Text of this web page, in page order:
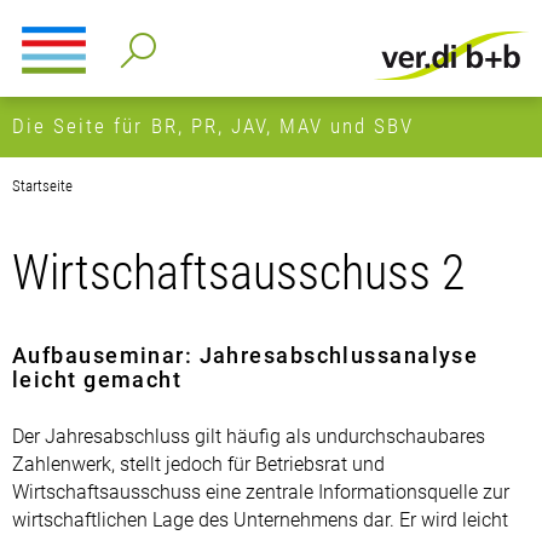
Die Seite für BR, PR, JAV, MAV und SBV
Startseite
Wirtschaftsausschuss 2
Aufbauseminar: Jahresabschlussanalyse
leicht gemacht
Der Jahresabschluss gilt häufig als undurchschaubares
Zahlenwerk, stellt jedoch für Betriebsrat und
Wirtschaftsausschuss eine zentrale Informationsquelle zur
wirtschaftlichen Lage des Unternehmens dar. Er wird leicht